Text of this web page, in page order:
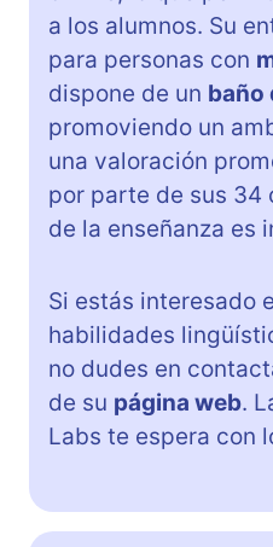
a los alumnos. Su
para personas con
dispone de un baño
promoviendo un
una valoración
por parte de sus 34
de la enseñanza es
Si estás interesado
habilidades
no dudes en
de su página web.
Labs te espera con